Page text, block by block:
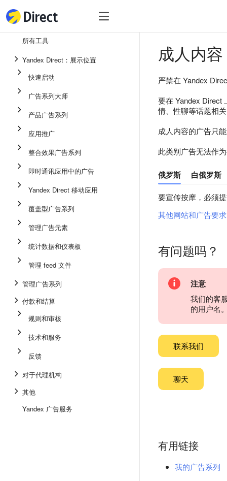
整合效果广告系列
所有工具
Yandex Direct：展示位置
快速启动
广告系列大师
产品广告系列
应用推广
整合效果广告系列
即时通讯应用中的广告
Yandex Direct 移动应用
覆盖型广告系列
管理广告元素
统计数据和仪表板
管理 feed 文件
管理广告系列
付款和结算
规则和审核
技术和服务
反馈
对于代理机构
其他
Yandex 广告服务
成人内容
严禁在 Yandex
要在 Yandex Direct
情、性聊等话题相
成人内容的广告只
此类别广告无法作
俄罗斯 白俄罗斯
要宣传按摩，必须
其他网站和广告要求
有问题吗？
注意
我们的客
的用户名
联系我们
聊天
有用链接
我的广告系列